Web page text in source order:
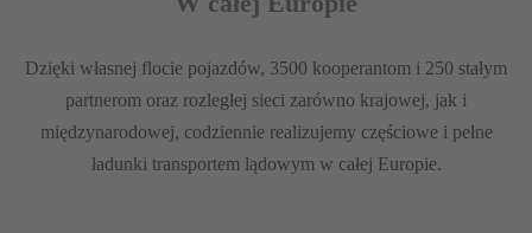
Dzięki własnej flocie pojazdów, 3500 kooperantom i 250 stałym
partnerom oraz rozległej sieci zarówno krajowej, jak i
międzynarodowej, codziennie realizujemy częściowe i pełne
ładunki transportem lądowym w całej Europie.